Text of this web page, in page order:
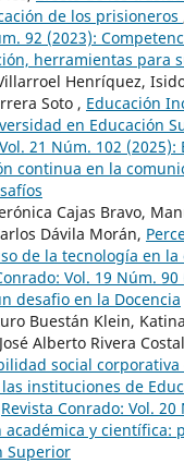
de los prisioneros
92 (2023):
herramientas para
Henríquez,
Soto , Educación
en Educación
21 Núm. 102 (2025):
continua en la
Cajas Bravo,
Dávila Morán,
de la tecnología en
Vol. 19 Núm.
desafio en la Docencia
Buestán Klein,
Alberto Rivera
social corporativa
instituciones de
Revista Conrado: Vol. 20
académica y científica:
Superior